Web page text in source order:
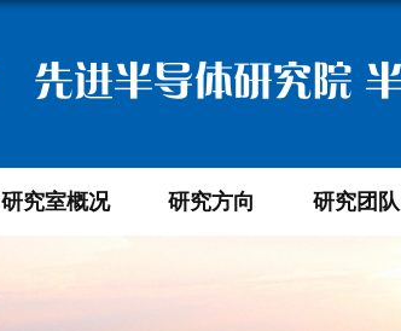
先进半导体研究院
研究室概况 研究方向 研究团队